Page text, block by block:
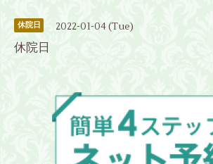
休院日 2022-01-04 (Tue)
休院日